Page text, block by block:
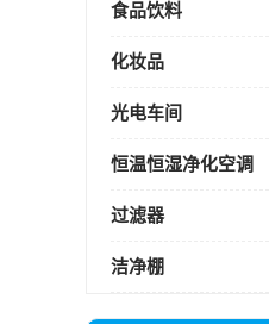
食品饮料
化妆品
光电车间
恒温恒湿净化空调
过滤器
洁净棚